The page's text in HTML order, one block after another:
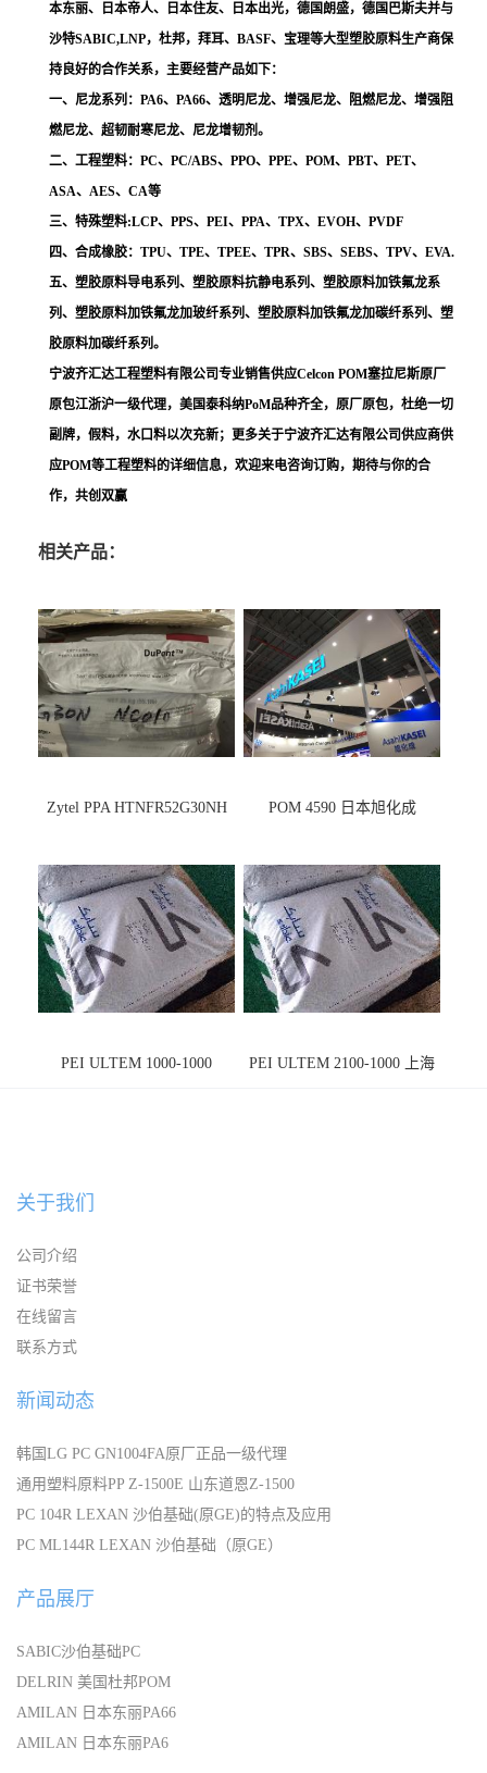
本东丽、日本帝人、日本住友、日本出光，德国朗盛，德国巴斯夫并与
沙特SABIC,LNP，杜邦，拜耳、BASF、宝理等大型塑胶原料生产商保
持良好的合作关系，主要经营产品如下：
一、尼龙系列：PA6、PA66、透明尼龙、增强尼龙、阻燃尼龙、增强阻
燃尼龙、超韧耐寒尼龙、尼龙增韧剂。
二、工程塑料：PC、PC/ABS、PPO、PPE、POM、PBT、PET、
ASA、AES、CA等
三、特殊塑料:LCP、PPS、PEI、PPA、TPX、EVOH、PVDF
四、合成橡胶：TPU、TPE、TPEE、TPR、SBS、SEBS、TPV、EVA.
五、塑胶原料导电系列、塑胶原料抗静电系列、塑胶原料加铁氟龙系
列、塑胶原料加铁氟龙加玻纤系列、塑胶原料加铁氟龙加碳纤系列、塑
胶原料加碳纤系列。
宁波齐汇达工程塑料有限公司专业销售供应Celcon POM塞拉尼斯原厂
原包江浙沪一级代理，美国泰科纳PoM品种齐全，原厂原包，杜绝一切
副牌，假料，水口料以次充新；更多关于宁波齐汇达有限公司供应商供
应POM等工程塑料的详细信息，欢迎来电咨询订购，期待与你的合
作，共创双赢
相关产品：
Zytel PPA HTNFR52G30NH POM 4590 日本旭化成
PEI ULTEM 1000-1000
PEI ULTEM 2100-1000 上海
关于我们
公司介绍
证书荣誉
在线留言
联系方式
新闻动态
韩国LG PC GN1004FA原厂正品一级代理
通用塑料原料PP Z-1500E 山东道恩Z-1500
PC 104R LEXAN 沙伯基础(原GE)的特点及应用
PC ML144R LEXAN 沙伯基础（原GE）
产品展厅
SABIC沙伯基础PC
DELRIN 美国杜邦POM
AMILAN 日本东丽PA66
AMILAN 日本东丽PA6